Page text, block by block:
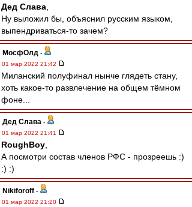
Дед Слава
Ну выложил бы, объяснил русским языком,
выпендриваться-то зачем?
МосфОлд -
01 мар 2022 21:42
Миланский полуфинал нынче глядеть стану,
хоть какое-то развлечение на общем тёмном
фоне...
Дед Слава -
01 мар 2022 21:41
RoughBoy
А посмотри состав членов РФС - прозреешь :)
:) :)
Nikiforoff -
01 мар 2022 21:20